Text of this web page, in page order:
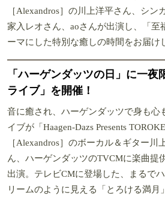
［Alexandros］の川上洋平さん、シン
家入レオさん、aoさんが出演し、「至
ーマにした特別な癒しの時間をお届け
「ハーゲンダッツの日」に一夜
ライブ」を開催！
音に癒され、ハーゲンダッツで身も心
イブが「Haagen-Dazs Presents
［Alexandros］のボーカル＆ギター川
ん、ハーゲンダッツのTVCMに楽曲提
出演。テレビCMに登場した、まるで
リームのように見える「とろける満月